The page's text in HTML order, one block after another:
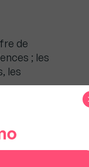
de
; les
les
des
places,
service
l’air